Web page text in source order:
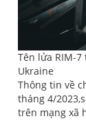
Tên lửa RIM-
Ukraine
Thông tin về
tháng 4/
trên mạng xã